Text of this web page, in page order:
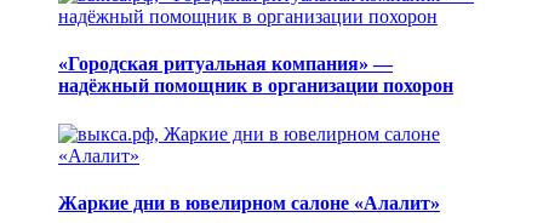
«Городская ритуальная компания» —
надёжный помощник в организации похорон
Жаркие дни в ювелирном салоне «Алалит»